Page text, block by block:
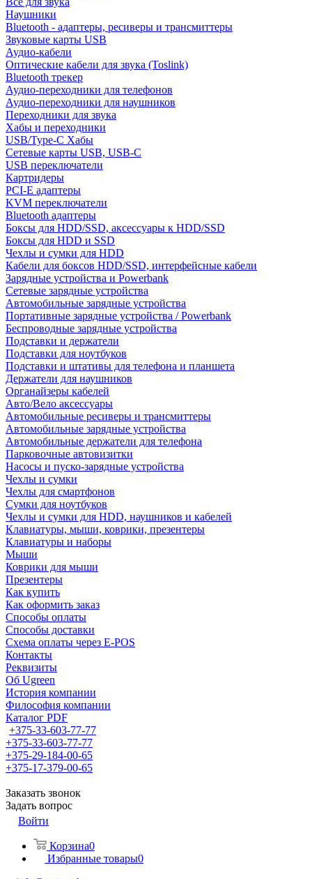
Наушники
Bluetooth - адаптеры, ресиверы и трансмиттеры
Звуковые карты USB
Аудио-кабели
Оптические кабели для звука (Toslink)
Bluetooth трекер
Аудио-переходники для телефонов
Аудио-переходники для наушников
Переходники для звука
Хабы и переходники
USB/Type-C Хабы
Сетевые карты USB, USB-C
USB переключатели
Картридеры
PCI-E адаптеры
KVM переключатели
Bluetooth адаптеры
Боксы для HDD/SSD, аксессуары к HDD/SSD
Боксы для HDD и SSD
Чехлы и сумки для HDD
Кабели для боксов HDD/SSD, интерфейсные кабели
Зарядные устройства и Powerbank
Сетевые зарядные устройства
Автомобильные зарядные устройства
Портативные зарядные устройства / Powerbank
Беспроводные зарядные устройства
Подставки и держатели
Подставки для ноутбуков
Подставки и штативы для телефона и планшета
Держатели для наушников
Органайзеры кабелей
Авто/Вело аксессуары
Автомобильные ресиверы и трансмиттеры
Автомобильные зарядные устройства
Автомобильные держатели для телефона
Парковочные автовизитки
Насосы и пуско-зарядные устройства
Чехлы и сумки
Чехлы для смартфонов
Сумки для ноутбуков
Чехлы и сумки для HDD, наушников и кабелей
Клавиатуры, мыши, коврики, презентеры
Клавиатуры и наборы
Мыши
Коврики для мыши
Презентеры
Как купить
Как оформить заказ
Способы оплаты
Способы доставки
Схема оплаты через E-POS
Контакты
Реквизиты
Об Ugreen
История компании
Философия компании
Каталог PDF
+375-33-603-77-77
+375-33-603-77-77
+375-29-184-00-65
+375-17-379-00-65
Заказать звонок
Задать вопрос
Войти
Корзина0
Избранные товары0